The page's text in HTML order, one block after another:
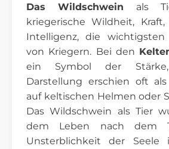
Das Wildschwein als
kriegerische Wildheit,
Intelligenz, die wichtigsten
von Kriegern. Bei den
ein Symbol der
Darstellung erschien oft
auf keltischen Helmen oder
Das Wildschwein als Tier
dem Leben nach dem
Unsterblichkeit der Seele